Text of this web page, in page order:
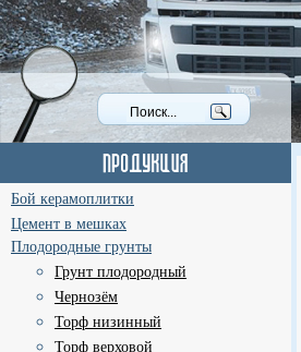
Бой керамоплитки
Цемент в мешках
Плодородные грунты
Грунт плодородный
Чернозём
Торф низинный
Торф верховой